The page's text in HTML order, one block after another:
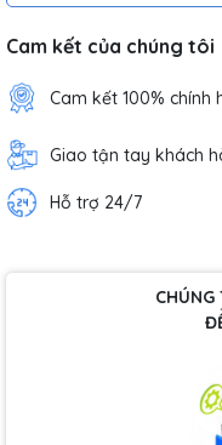
Cam kết của chúng tôi
Cam kết 100% chính
Giao tận tay khách
Hỗ trợ 24/7
CHÚNG